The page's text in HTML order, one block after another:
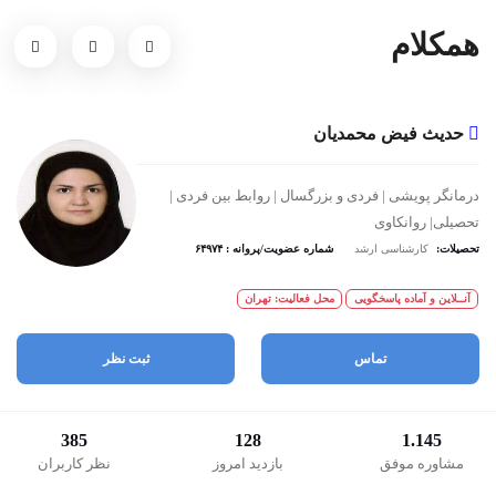
همکلام
حدیث فیض محمدیان
درمانگر پویشی | فردی و بزرگسال | روابط بین فردی |
تحصیلی| روانکاوی
تحصیلات: کارشناسی ارشد شماره عضویت/پروانه : ۶۴۹۷۴
آنــلاین و آماده پاسخگویی محل فعالیت: تهران
تماس ثبت نظر
1.145
مشاوره موفق
128
بازدید امروز
385
نظر کاربران